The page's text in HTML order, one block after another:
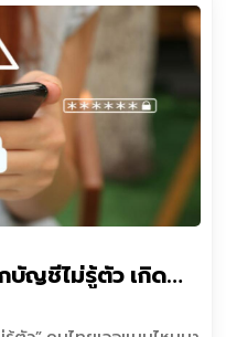
พียง 20,000-30,000 บาท
ยุ 60 ปี
งมาถึง
ร่ง คือ “ เส้นทางการพนัน”
ที่ ทุกเวลา
100,000 ล้านบาท
บัญชีไม่รู้ตัว เกิด